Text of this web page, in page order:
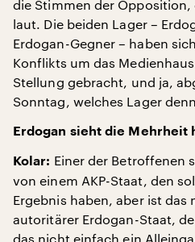
die Stimmen der
laut. Die beiden Lager –
Erdogan-Gegner – haben
Konflikts um das
Stellung gebracht, und ja,
Sonntag, welches Lager
Erdogan sieht die Mehrheit
Kolar: Einer der Betroffenen
von einem AKP-Staat, den
Ergebnis haben, aber ist das
autoritärer Erdogan-Staat,
das nicht einfach ein